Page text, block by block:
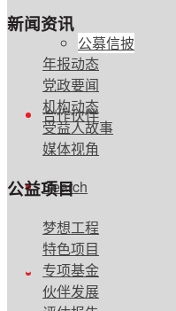
公募信披
合作伙伴
Search
新闻资讯
年报动态
党政要闻
机构动态
受益人故事
媒体视角
公益项目
梦想工程
特色项目
专项基金
伙伴发展